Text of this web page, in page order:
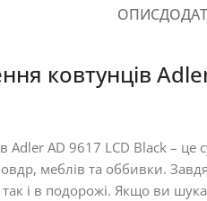
ОПИС
ковтунців
AD 9617 LCD Black –
меблів та оббивки.
так і в подорожі. Якщо ви